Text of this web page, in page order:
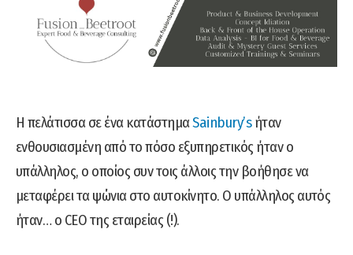
H πελάτισσα σε ένα κατάστημαSainbury’sήταν
ενθουσιασμένη από το πόσο εξυπηρετικός ήταν ο
υπάλληλος, ο οποίος συν τοις άλλοις την βοήθησε να
μεταφέρει τα ψώνια στο αυτοκίνητο. Ο υπάλληλος αυτός
ήταν… ο CEO της εταιρείας (!).